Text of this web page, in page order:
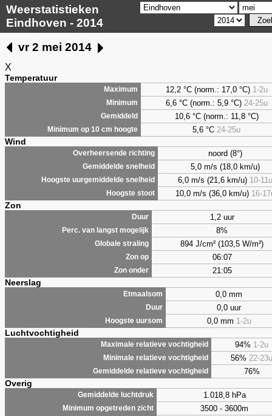
Weerstatistieken
Eindhoven - 2014
vr 2 mei 2014
X
Temperatuur
Maximum 12,2 °C (norm.: 17,0 °C) 1-2u
Minimum 6,6°C (norm.: 5,9 °C) 24-25u
Gemiddeld 10,6 °C (norm.: 11,8 °C)
Minimum op 10 cm hoogte 5,6 °C 24-25u
Wind
Overheersende richting noord (8°)
Gemiddelde snelheid 5,0 m/s (18,0 km/u)
Hoogste uurgemiddelde snelheid 6,0 m/s (21,6 km/u) 10-11u
Hoogste stoot 10,0 m/s (36,0 km/u) 16-
Zon
Duur 1,2 uur
Perc. van langst mogelijk 8%
Globale straling 894 J/cm² (103,5 W/m²)
Zon op 06:07
Zon onder 21:05
Neerslag
Etmaalsom 0,0 mm
Duur 0,0 uur
Hoogste uursom 0,0 mm 1-2u
Luchtvochtigheid
Maximale relatieve vochtigheid 94% 1-2u
Minimale relatieve vochtigheid 56% 22-23u
Gemiddelde relatieve vochtigheid 76%
Overig
Gemiddelde luchtdruk 1.018,8 hPa
Minimum opgetreden zicht 3500 - 3600m